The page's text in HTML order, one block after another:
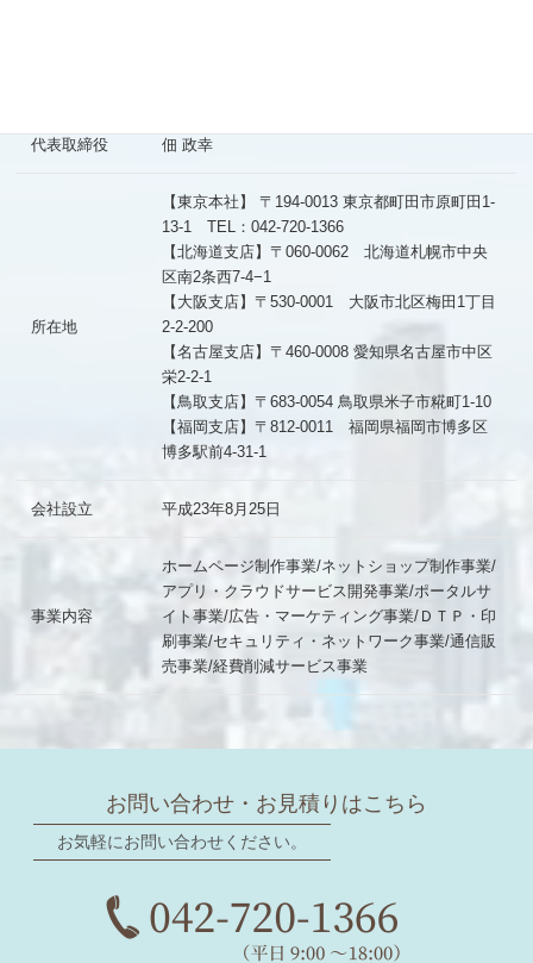
代表取締役 佃 政幸
所在地
【東京本社】 〒194-0013 東京都町田市原町田1-
13-1 TEL：042-720-1366
【北海道支店】〒060-0062 北海道札幌市中央
区南2条西7-4−1
【大阪支店】〒530-0001 大阪市北区梅田1丁目
2-2-200
【名古屋支店】〒460-0008 愛知県名古屋市中区
栄2-2-1
【鳥取支店】〒683-0054 鳥取県米子市糀町1-10
【福岡支店】〒812-0011 福岡県福岡市博多区
博多駅前4-31-1
会社設立 平成23年8月25日
事業内容
ホームページ制作事業/ネットショップ制作事業/
アプリ・クラウドサービス開発事業/ポータルサ
イト事業/広告・マーケティング事業/ＤＴＰ・印
刷事業/セキュリティ・ネットワーク事業/通信販
売事業/経費削減サービス事業
お問い合わせ・お見積りはこちら
お気軽にお問い合わせください。